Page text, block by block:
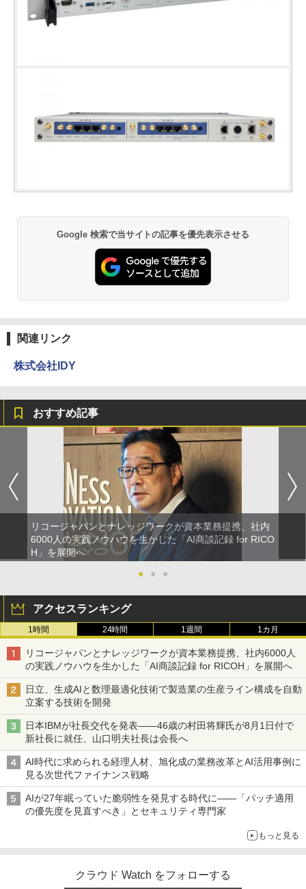
Google 検索で当サイトの記事を優先表示させる
関連リンク
株式会社IDY
おすすめ記事
リコージャパンとナレッジワークが資本業務提携、社内
6000人の実践ノウハウを生かした「AI商談記録 for RICO
H」を展開へ
●
● ●
アクセスランキング
1時間 24時間 1週間 1カ月
リコージャパンとナレッジワークが資本業務提携、社内6000人
の実践ノウハウを生かした「AI商談記録 for RICOH」を展開へ
日立、生成AIと数理最適化技術で製造業の生産ライン構成を自動
立案する技術を開発
日本IBMが社長交代を発表――46歳の村田将輝氏が8月1日付で
新社長に就任、山口明夫社長は会長へ
AI時代に求められる経理人材、旭化成の業務改革とAI活用事例に
見る次世代ファイナンス戦略
AIが27年眠っていた脆弱性を発見する時代に――「パッチ適用
の優先度を見直すべき」とセキュリティ専門家
もっと見る
クラウド Watch をフォローする